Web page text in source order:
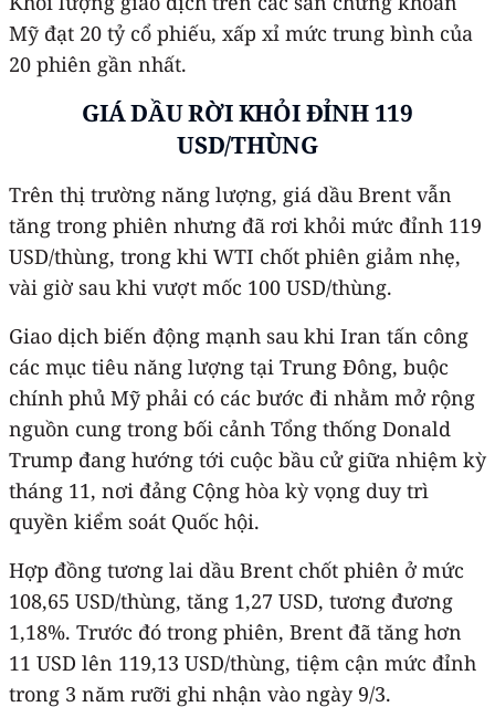
Mỹ đạt 20 tỷ cổ phiếu, xấp xỉ mức trung bình của
20 phiên gần nhất.
GIÁ DẦU RỜI KHỎI ĐỈNH 119
USD/THÙNG
Trên thị trường năng lượng, giá dầu Brent vẫn
tăng trong phiên nhưng đã rơi khỏi mức đỉnh 119
USD/thùng, trong khi WTI chốt phiên giảm nhẹ,
vài giờ sau khi vượt mốc 100 USD/thùng.
Giao dịch biến động mạnh sau khi Iran tấn công
các mục tiêu năng lượng tại Trung Đông, buộc
chính phủ Mỹ phải có các bước đi nhằm mở rộng
nguồn cung trong bối cảnh Tổng thống Donald
Trump đang hướng tới cuộc bầu cử giữa nhiệm kỳ
tháng 11, nơi đảng Cộng hòa kỳ vọng duy trì
quyền kiểm soát Quốc hội.
Hợp đồng tương lai dầu Brent chốt phiên ở mức
108,65 USD/thùng, tăng 1,27 USD, tương đương
1,18%. Trước đó trong phiên, Brent đã tăng hơn
11 USD lên 119,13 USD/thùng, tiệm cận mức đỉnh
trong 3 năm rưỡi ghi nhận vào ngày 9/3.